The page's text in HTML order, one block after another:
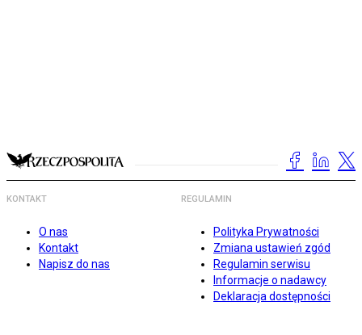
KONTAKT
O nas
Kontakt
Napisz do nas
REGULAMIN
Polityka Prywatności
Zmiana ustawień zgód
Regulamin serwisu
Informacje o nadawcy
Deklaracja dostępności